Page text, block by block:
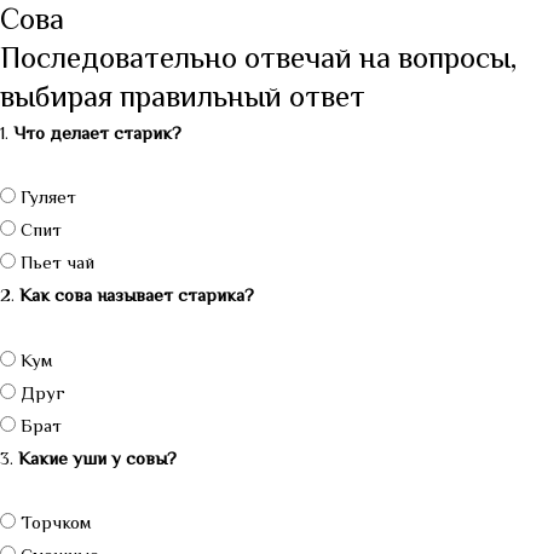
Cова
Последовательно отвечай на вопросы,
выбирая правильный ответ
1. Что делает старик?
Гуляет
Спит
Пьет чай
2. Как сова называет старика?
Кум
Друг
Брат
3. Какие уши у совы?
Торчком